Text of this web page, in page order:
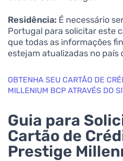
Residência: É necessário
Portugal para solicitar este
que todas as informações
estejam atualizadas no país
OBTENHA SEU CARTÃO DE
MILLENIUM BCP ATRAVÉS DO
Guia para
Cartão de
Prestige